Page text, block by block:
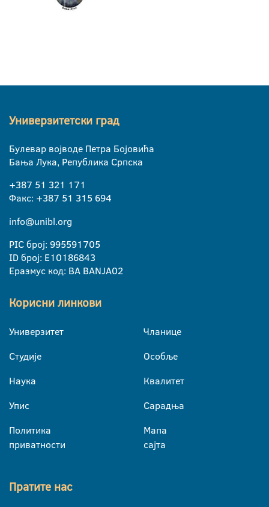
Универзитетски град
Булевар војводе Петра Бојовића
Бања Лука, Република Српска
+387 51 321 171
Факс: +387 51 315 694
info@unibl.org
PIC број: 995591705
ID број: E10186843
Еразмус код: BA BANJA02
Корисни линкови
Универзитет
Студије
Наука
Упис
Политика
приватности
Чланице
Особље
Квалитет
Сарадња
Мапа
сајта
Пратите нас